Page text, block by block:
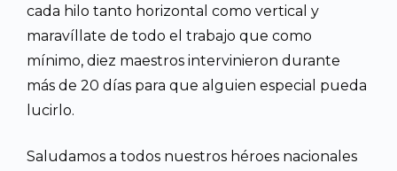
cada hilo tanto horizontal como vertical y
maravíllate de todo el trabajo que como
mínimo, diez maestros intervinieron durante
más de 20 días para que alguien especial pueda
lucirlo.
Saludamos a todos nuestros héroes nacionales